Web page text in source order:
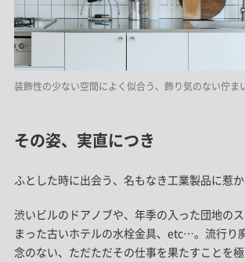
装飾性の少ない空間によく似合う、飾り気のない佇まい
その姿、実直につき
ふとした時に出会う、名もなき工業製品に惹か
渋いビルのドアノブや、年季の入った団地の
まった古いホテルの水栓金具、etc…。流行り
念のない、ただただその仕事を果たすことを